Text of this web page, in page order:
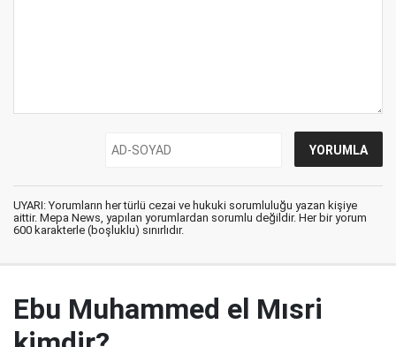
UYARI: Yorumların her türlü cezai ve hukuki sorumluluğu yazan kişiye
aittir. Mepa News, yapılan yorumlardan sorumlu değildir. Her bir yorum
600 karakterle (boşluklu) sınırlıdır.
Ebu Muhammed el Mısri